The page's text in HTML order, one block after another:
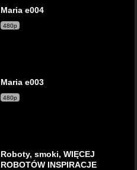
Maria e004
480p
Maria e003
480p
Roboty, smoki, WIĘCEJ
ROBOTÓW INSPIRACJE